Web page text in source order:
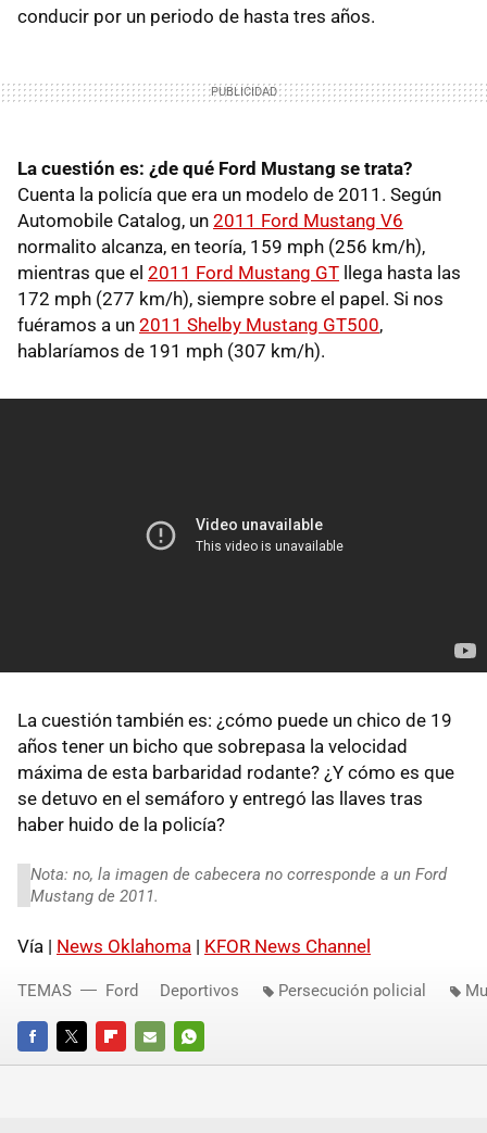
conducir por un periodo de hasta tres años.
La cuestión es: ¿de qué Ford Mustang se trata?
Cuenta la policía que era un modelo de 2011. Según
Automobile Catalog, un 2011 Ford Mustang V6
normalito alcanza, en teoría, 159 mph (256 km/h),
mientras que el 2011 Ford Mustang GT llega hasta las
172 mph (277 km/h), siempre sobre el papel. Si nos
fuéramos a un 2011 Shelby Mustang GT500,
hablaríamos de 191 mph (307 km/h).
La cuestión también es: ¿cómo puede un chico de 19
años tener un bicho que sobrepasa la velocidad
máxima de esta barbaridad rodante? ¿Y cómo es que
se detuvo en el semáforo y entregó las llaves tras
haber huido de la policía?
Nota: no, la imagen de cabecera no corresponde a un Ford
Mustang de 2011.
Vía | News Oklahoma | KFOR News Channel
FACEBOOKTWITTERFLIPBOARD
E-
WHATSAPP
TEMAS Ford Deportivos Persecución policial